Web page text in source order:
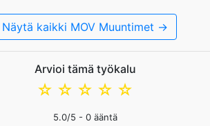
Näytä kaikki MOV Muuntimet →
Arvioi tämä työkalu
☆
☆
☆
☆
☆
5.0/5 - 0ääntä